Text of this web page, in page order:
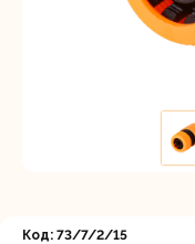
Код: 73/7/2/15